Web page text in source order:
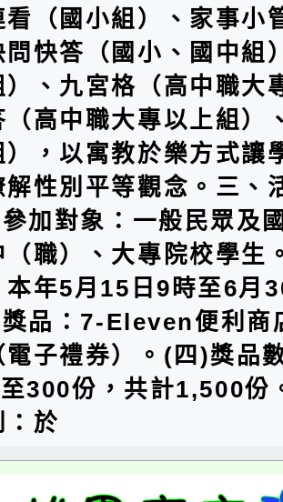
看（國小組）、家事小
問快答（國小、國中組
）、九宮格（高中職大
（高中職大專以上組）
），以寓教於樂方式讓
解性別平等觀念。三、
加對象：一般民眾及
（職）、大專院校學生
本年5月15日9時至6月
品：7-Eleven便利商
電子禮券）。(四)獎品
300份，共計1,500份
：於